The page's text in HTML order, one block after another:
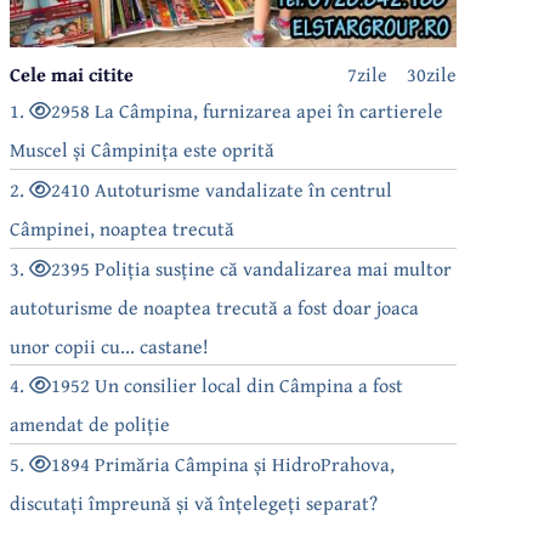
30zile
7zile
Cele mai citite
1.
2958 La Câmpina, furnizarea apei în cartierele
Muscel și Câmpinița este oprită
2.
2410 Autoturisme vandalizate în centrul
Câmpinei, noaptea trecută
3.
2395 Poliția susține că vandalizarea mai multor
autoturisme de noaptea trecută a fost doar joaca
unor copii cu... castane!
4.
1952 Un consilier local din Câmpina a fost
amendat de poliție
5.
1894 Primăria Câmpina și HidroPrahova,
discutați împreună și vă înțelegeți separat?